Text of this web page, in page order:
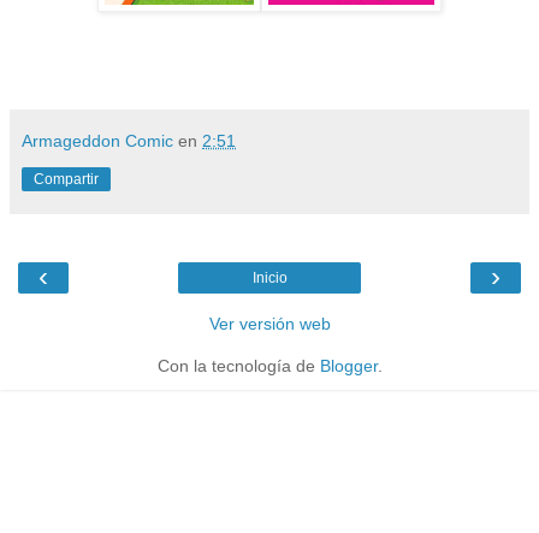
Armageddon Comic en 2:51
Compartir
‹ ›
Inicio
Ver versión web
Con la tecnología de Blogger.